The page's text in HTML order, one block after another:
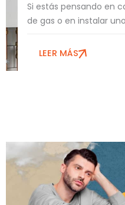
Si estás pensando en
de gas o en instalar
LEER MÁS